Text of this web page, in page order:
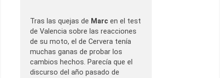
Tras las quejas de Marc en el test
de Valencia sobre las reacciones
de su moto, el de Cervera tenía
muchas ganas de probar los
cambios hechos. Parecía que el
discurso del año pasado de